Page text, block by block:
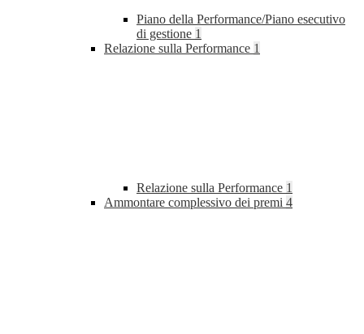
Piano della Performance/Piano esecutivo
di gestione 1
Relazione sulla Performance 1
Relazione sulla Performance 1
Ammontare complessivo dei premi 4